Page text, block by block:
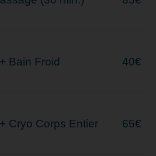
Bain Froid 40€
Cryo Corps Entier 65€